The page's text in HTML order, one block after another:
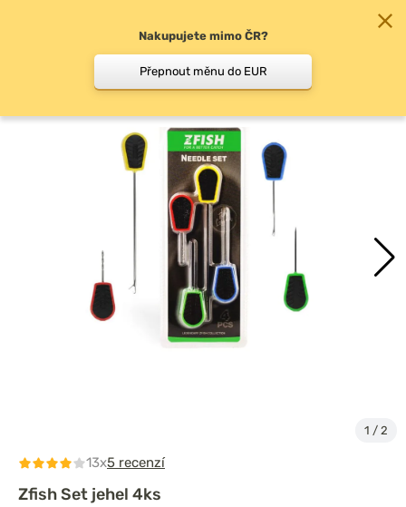
1 / 2
13x5 recenzí
Zfish Set jehel 4ks
Nakupujete mimo ČR?
Přepnout měnu do EUR